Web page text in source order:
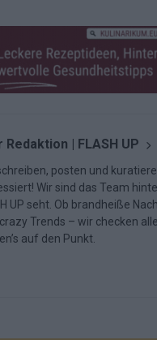
Redaktion | FLASH UP
posten und
Wir sind das Team
UP seht. Ob brandheiße
Trends – wir checken
auf den Punkt.